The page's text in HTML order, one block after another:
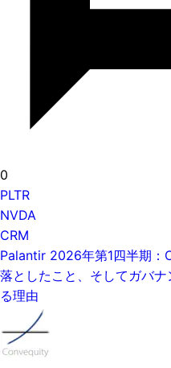
0
PLTR
NVDA
CRM
Palantir 2026年第1四半期：
落としたこと、そしてガバ
る理由